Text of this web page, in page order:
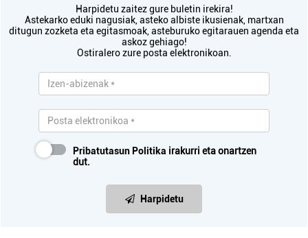
Harpidetu zaitez gure buletin irekira!
Astekarko eduki nagusiak, asteko albiste ikusienak, martxan
ditugun zozketa eta egitasmoak, asteburuko egitarauen agenda eta
askoz gehiago!
Ostiralero zure posta elektronikoan.
Pribatutasun Politika irakurri eta onartzen
dut.
Harpidetu